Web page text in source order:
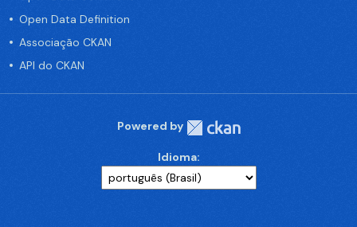
Open Data Definition
Associação CKAN
API do CKAN
Powered by
Idioma